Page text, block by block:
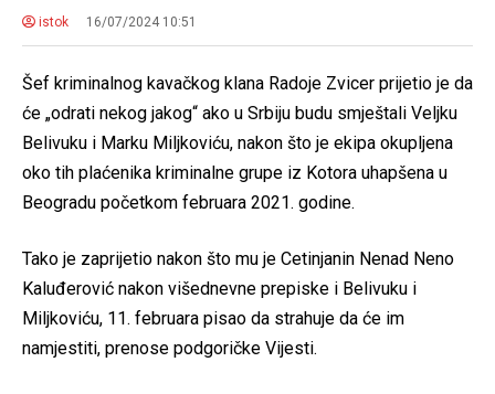
istok 16/07/2024 10:51
Šef kriminalnog kavačkog klana Radoje Zvicer prijetio je da
će „odrati nekog jakog“ ako u Srbiju budu smještali Veljku
Belivuku i Marku Miljkoviću, nakon što je ekipa okupljena
oko tih plaćenika kriminalne grupe iz Kotora uhapšena u
Beogradu početkom februara 2021. godine.
Tako je zaprijetio nakon što mu je Cetinjanin Nenad Neno
Kaluđerović nakon višednevne prepiske i Belivuku i
Miljkoviću, 11. februara pisao da strahuje da će im
namjestiti, prenose podgoričke Vijesti.